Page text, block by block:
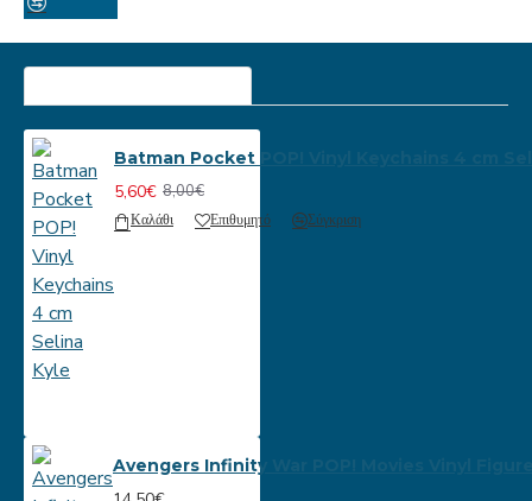
Batman Pocket POP! Vinyl Keychains 4 cm
5,60€ 8,00€
Καλάθι Επιθυμητό Σύγκριση
Avengers Infinity War POP! Movies Vinyl